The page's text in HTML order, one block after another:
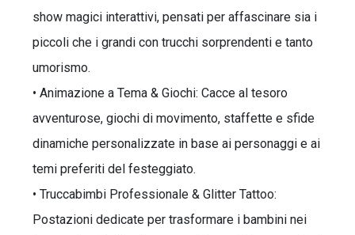
show magici interattivi, pensati per affascinare sia i
piccoli che i grandi con trucchi sorprendenti e tanto
umorismo.
• Animazione a Tema & Giochi: Cacce al tesoro
avventurose, giochi di movimento, staffette e sfide
dinamiche personalizzate in base ai personaggi e ai
temi preferiti del festeggiato.
• Truccabimbi Professionale & Glitter Tattoo:
Postazioni dedicate per trasformare i bambini nei